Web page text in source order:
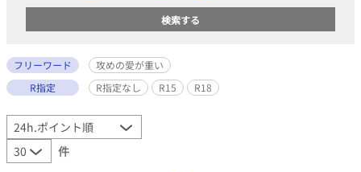
フリーワード
攻めの愛が重い
R指定
R指定なし R15 R18
件